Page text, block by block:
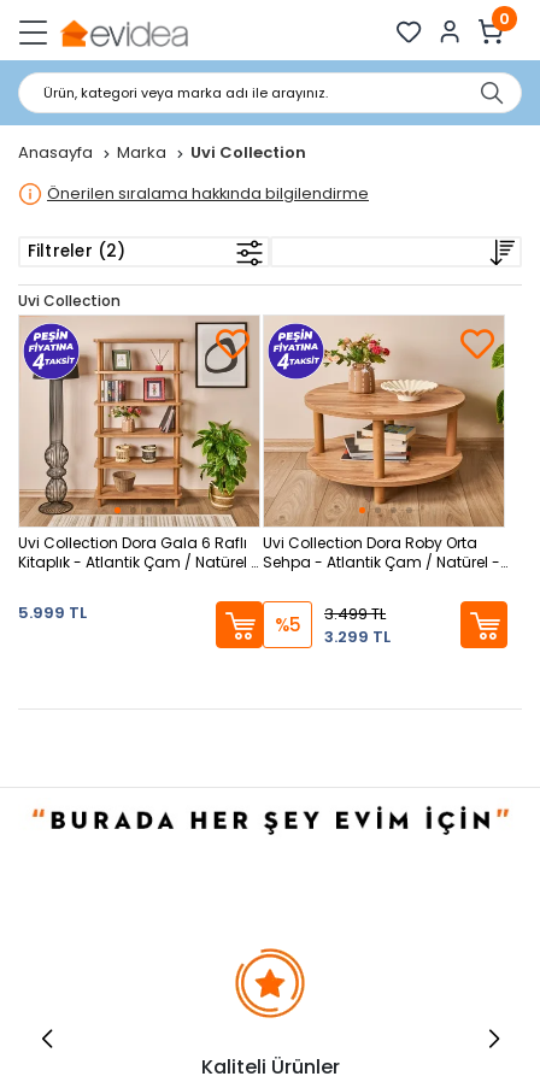
0
Ürün, kategori veya marka adı ile arayınız.
Anasayfa Marka Uvi Collection
Önerilen sıralama hakkında bilgilendirme
Filtreler (2)
Uvi Collection
Uvi Collection Dora Gala 6 Raflı
Kitaplık - Atlantik Çam / Natürel -
5.999 TL
Uvi Collection Dora Roby Orta
Sehpa - Atlantik Çam / Natürel -
%5
3.499 TL
3.299 TL
Kaliteli Ürünler